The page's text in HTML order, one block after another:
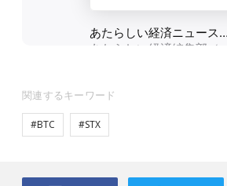
関連するキーワード
#BTC #STX